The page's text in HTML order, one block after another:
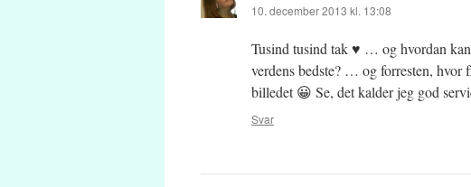
10. december 2013 kl. 13:08
Tusind tusind tak ♥ … og hvordan
verdens bedste? … og forresten,
billedet 😀 Se, det kalder jeg god
Svar